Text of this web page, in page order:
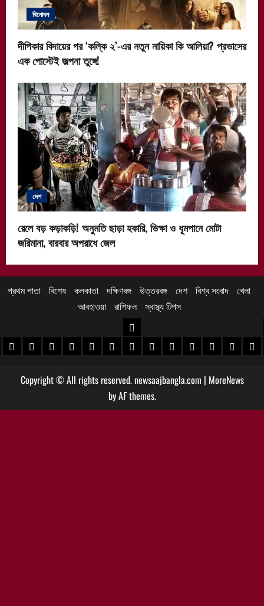
বিনোদন
দীপিকার বিদায়ের পর ‘কল্কি ২’-এর নতুন নায়িকা কি আলিয়া? প্রভাসের
এক পোস্টেই জল্পনা তুঙ্গে!
দেশ
রেলে বড় কড়াকড়ি! অনুমতি ছাড়া হকারি, ভিক্ষা ও ধূমপানে মোটা
জরিমানা, বারবার অপরাধে জেল
প্রথম পাতা বিশেষ কলকাতা দক্ষিণবঙ্গ উত্তরবঙ্গ দেশ বিশ্ব সংবাদ খেলা
আবহাওয়া
রাশিফল স্বাস্থ্য টিপস
খবর
খবর
পুরুলিয়া খবর
বাঁকুড়া খবরপশ্চিম বর্ধমান খবর
পূর্ব বর্ধমান খবর
বীরভূম খবরমুর্শিদাবাদ খবর
উত্তরবঙ্গ
কোচবিহার নিউজ
আলিপুরদুয়ার খবর
জলপাইগুড়ি খবর
শিলিগুড়ি খবর
উত্তরদক্ষিণ
Copyright © All rights reserved. newsaajbangla.com | MoreNews
by AF themes.